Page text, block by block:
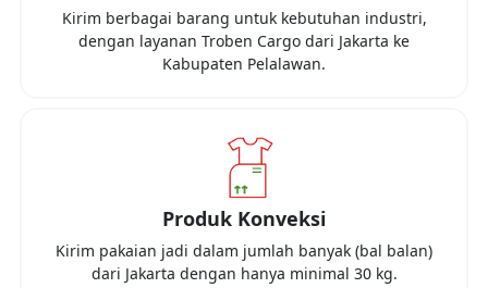
Kirim berbagai barang untuk kebutuhan industri,
dengan layanan Troben Cargo dari Jakarta ke
Kabupaten Pelalawan.
Produk Konveksi
Kirim pakaian jadi dalam jumlah banyak (bal balan)
dari Jakarta dengan hanya minimal 30 kg.